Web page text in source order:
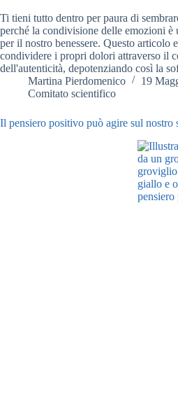
Ti tieni tutto dentro per paura di
perché la condivisione delle emozioni è
per il nostro benessere. Questo articolo
condividere i propri dolori attraverso il
dell'autenticità, depotenziando così la
Martina Pierdomenico
19
Comitato scientifico
Il pensiero positivo può agire sul nostro